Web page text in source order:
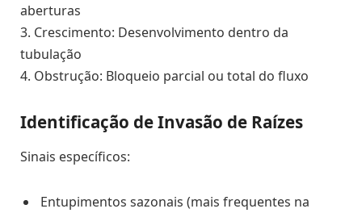
aberturas
3. Crescimento: Desenvolvimento dentro da
tubulação
4. Obstrução: Bloqueio parcial ou total do fluxo
Identificação de Invasão de Raízes
Sinais específicos:
Entupimentos sazonais (mais frequentes na